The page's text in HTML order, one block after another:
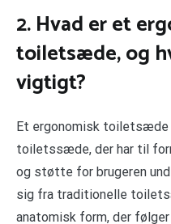
2. Hvad er et
toiletsæde, og
vigtigt?
Et ergonomisk
toiletssæde, der har til
og støtte for brugeren
sig fra traditionelle
anatomisk form, der